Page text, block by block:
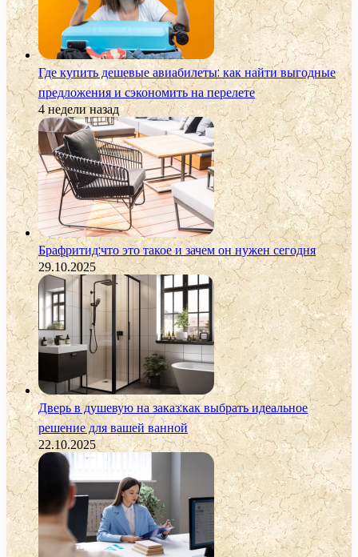
Где купить дешевые авиабилеты: как найти выгодные
предложения и сэкономить на перелете
4 недели назад
Брафритид:что это такое и зачем он нужен сегодня
29.10.2025
Дверь в душевую на заказ:как выбрать идеальное
решение для вашей ванной
22.10.2025